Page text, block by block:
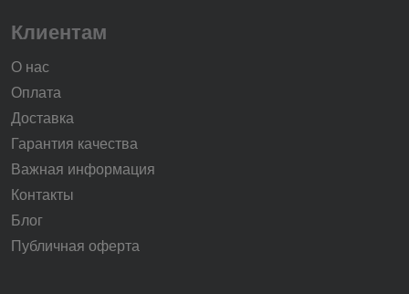
Клиентам
О нас
Оплата
Доставка
Гарантия качества
Важная информация
Контакты
Блог
Публичная оферта